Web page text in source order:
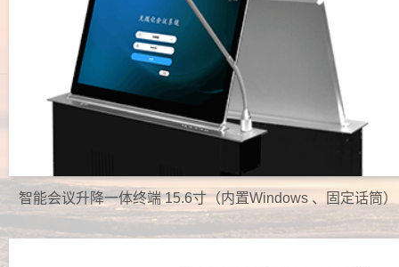
智能会议升降一体终端 15.6寸（内置Windows 、固定话筒）